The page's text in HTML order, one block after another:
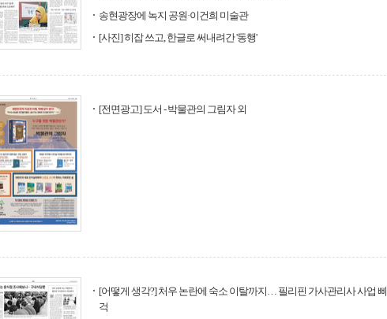
송현광장에 녹지 공원·이건희 미술관
[사진] 히잡 쓰고, 한글로 써내려간 '동행'
[전면광고] 도서 - 박물관의 그림자 외
[어떻게 생각?] 처우 논란에 숙소 이탈까지… 필리핀 가사관리사 사업 삐
걱